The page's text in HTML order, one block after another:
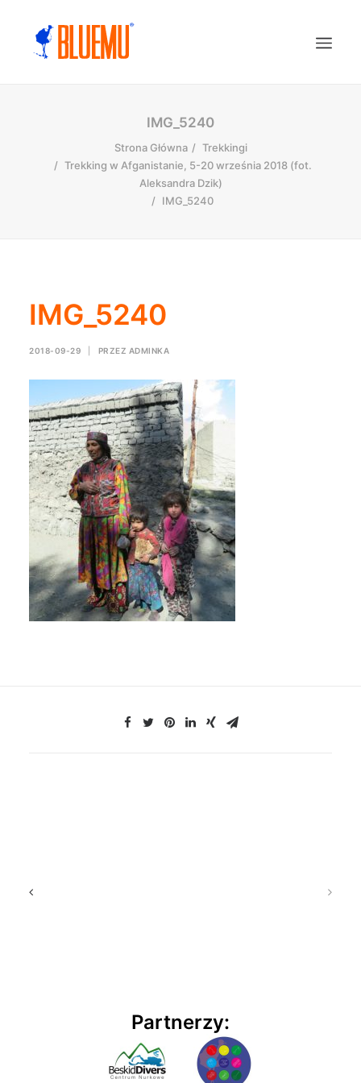
IMG_5240
Strona Główna
Trekkingi
Trekking w Afganistanie, 5-20 września 2018 (fot.
Aleksandra Dzik)
IMG_5240
IMG_5240
2018-09-29 PRZEZ ADMINKA
Partnerzy: